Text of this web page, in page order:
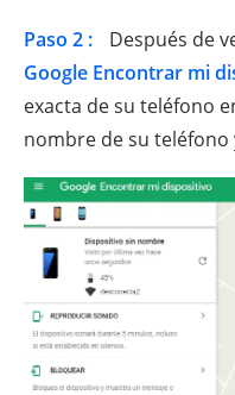
Paso 2 :
Después de
Google Encontrar mi
exacta de su teléfono
nombre de su